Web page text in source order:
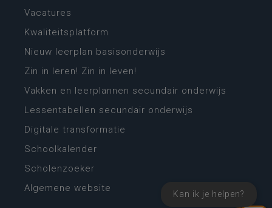
Kan ik je helpen?
Vacatures
Kwaliteitsplatform
Nieuw leerplan basisonderwijs
Zin in leren! Zin in leven!
Vakken en leerplannen secundair onderwijs
Lessentabellen secundair onderwijs
Digitale transformatie
Schoolkalender
Scholenzoeker
Algemene website